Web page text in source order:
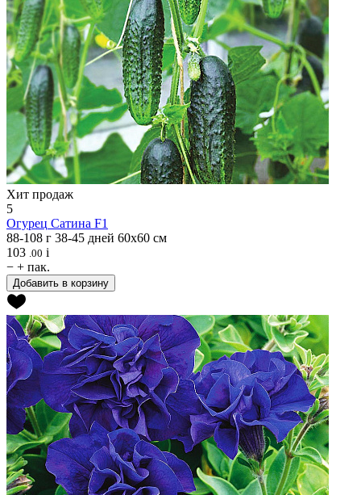
Хит продаж
5
Огурец Сатина F1
88-108 г 38-45 дней 60х60 см
103 .00 i
− + пак.
Добавить в корзину